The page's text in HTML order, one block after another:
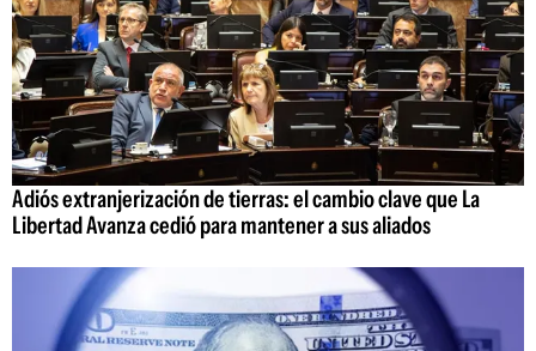
Adiós extranjerización de tierras: el cambio clave que La
Libertad Avanza cedió para mantener a sus aliados